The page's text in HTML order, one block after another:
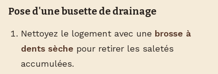
Pose d'une busette de drainage
Nettoyez le logement avec une brosse à
dents sèche pour retirer les saletés
accumulées.